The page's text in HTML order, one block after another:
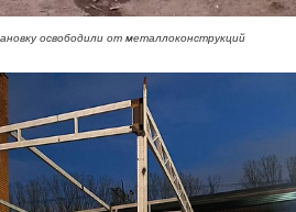
освободили от металлоконструкций